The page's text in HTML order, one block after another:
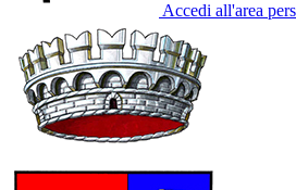
Accedi all'area